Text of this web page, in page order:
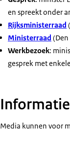
en spreekt onder
Rijksministerraad
Ministerraad (Den
Werkbezoek:
gesprek met
Media kunnen voor